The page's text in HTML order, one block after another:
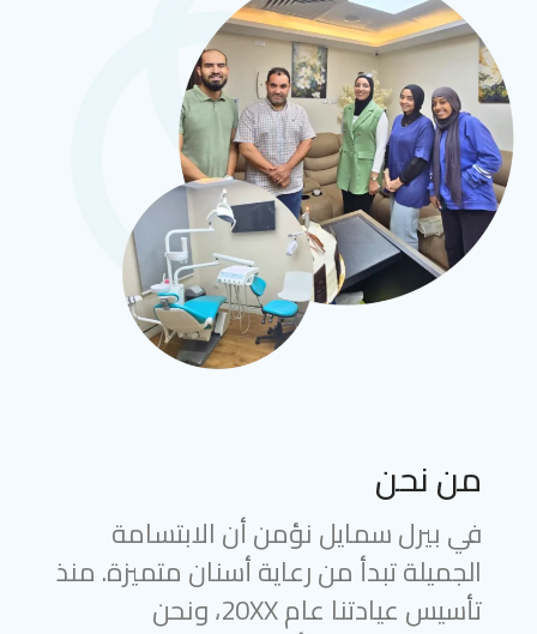
من نحن
في بيرل سمايل نؤمن أن الابتسامة
الجميلة تبدأ من رعاية أسنان متميزة. منذ
تأسيس عيادتنا عام 20XX، ونحن